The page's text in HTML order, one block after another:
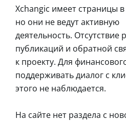
Xchangic имеет страницы
но они не ведут активную
деятельность. Отсутствие
публикаций и обратной
к проекту. Для
поддерживать диалог с
этого не наблюдается.
На сайте нет раздела с